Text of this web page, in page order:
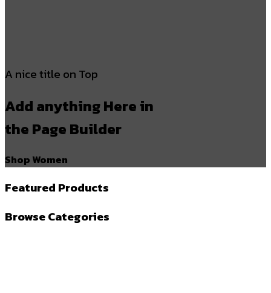
A nice title on Top
Add anything Here in
the Page Builder
Shop Women
Featured Products
Browse Categories